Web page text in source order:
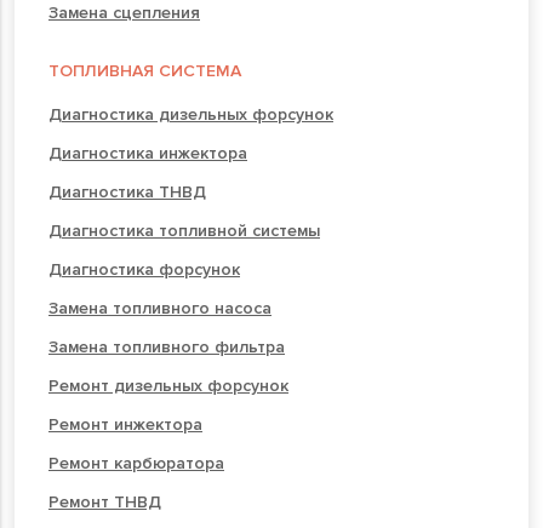
Замена сцепления
ТОПЛИВНАЯ СИСТЕМА
Диагностика дизельных форсунок
Диагностика инжектора
Диагностика ТНВД
Диагностика топливной системы
Диагностика форсунок
Замена топливного насоса
Замена топливного фильтра
Ремонт дизельных форсунок
Ремонт инжектора
Ремонт карбюратора
Ремонт ТНВД